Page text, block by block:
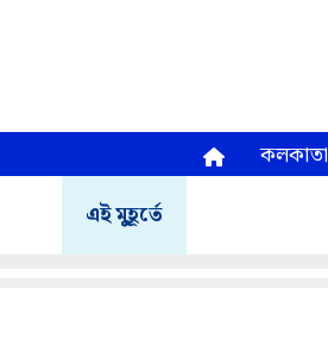
কলকাতা
এই মুহূর্তে